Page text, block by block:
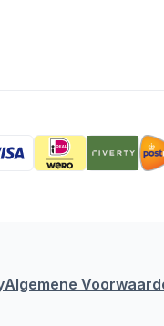
Algemene